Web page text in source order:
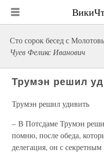
Сто сорок бесед с
Чуев Феликс Иванович
Трумэн решил
Трумэн решил удивить
– В Потсдаме Трумэн
помню, после обеда,
делегация, он с